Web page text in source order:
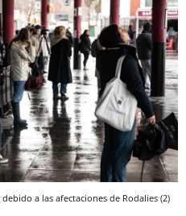
a las afectaciones de Rodalies (2)